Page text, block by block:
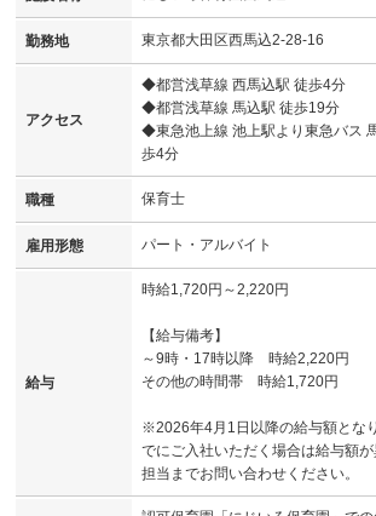
勤務地 東京都大田区西馬込2-28-16
アクセス
◆都営浅草線 西馬込駅 徒歩4分
◆都営浅草線 馬込駅 徒歩19分
◆東急池上線 池上駅より東急バス
歩4分
職種 保育士
雇用形態 パート・アルバイト
給与
時給1,720円～2,220円
【給与備考】
～9時・17時以降 時給2,220円
その他の時間帯 時給1,720円
※2026年4月1日以降の給与額とな
でにご入社いただく場合は給与額
担当までお問い合わせください。